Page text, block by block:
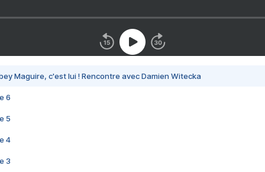
Maguire, c'est lui ! Rencontre avec Damien Witecka
6
5
4
3